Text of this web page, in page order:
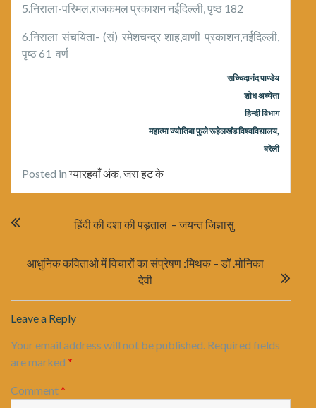
5.निराला-परिमल,राजकमल प्रकाशन नईदिल्ली, पृष्ठ 182
6.निराला संचयिता- (सं) रमेशचन्द्र शाह,वाणी प्रकाशन,नईदिल्ली,
पृष्ठ 61 वर्ण
सच्चिदानंद पाण्डेय
शोध अध्येता
हिन्दी विभाग
महात्मा ज्योतिबा फुलेरूहेलखंड विश्वविद्यालय,
बरेली
Posted inग्यारहवाँ अंक,जरा हट के
navigation
हिंदी की दशा की पड़ताल – जयन्त जिज्ञासु
आधुनिक कविताओ में विचारों का संप्रेषण :मिथक – डॉ .मोनिका
देवी
Leave a Reply
Your email address will not be published. Required fields
are marked *
Comment*